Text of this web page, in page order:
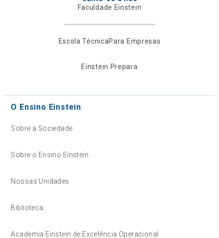
Faculdade Einstein
Escola TécnicaPara Empresas
Einstein Prepara
O Ensino Einstein
Sobre a Sociedade
Sobre o Ensino Einstein
Nossas Unidades
Biblioteca
Academia Einstein de Excelência Operacional